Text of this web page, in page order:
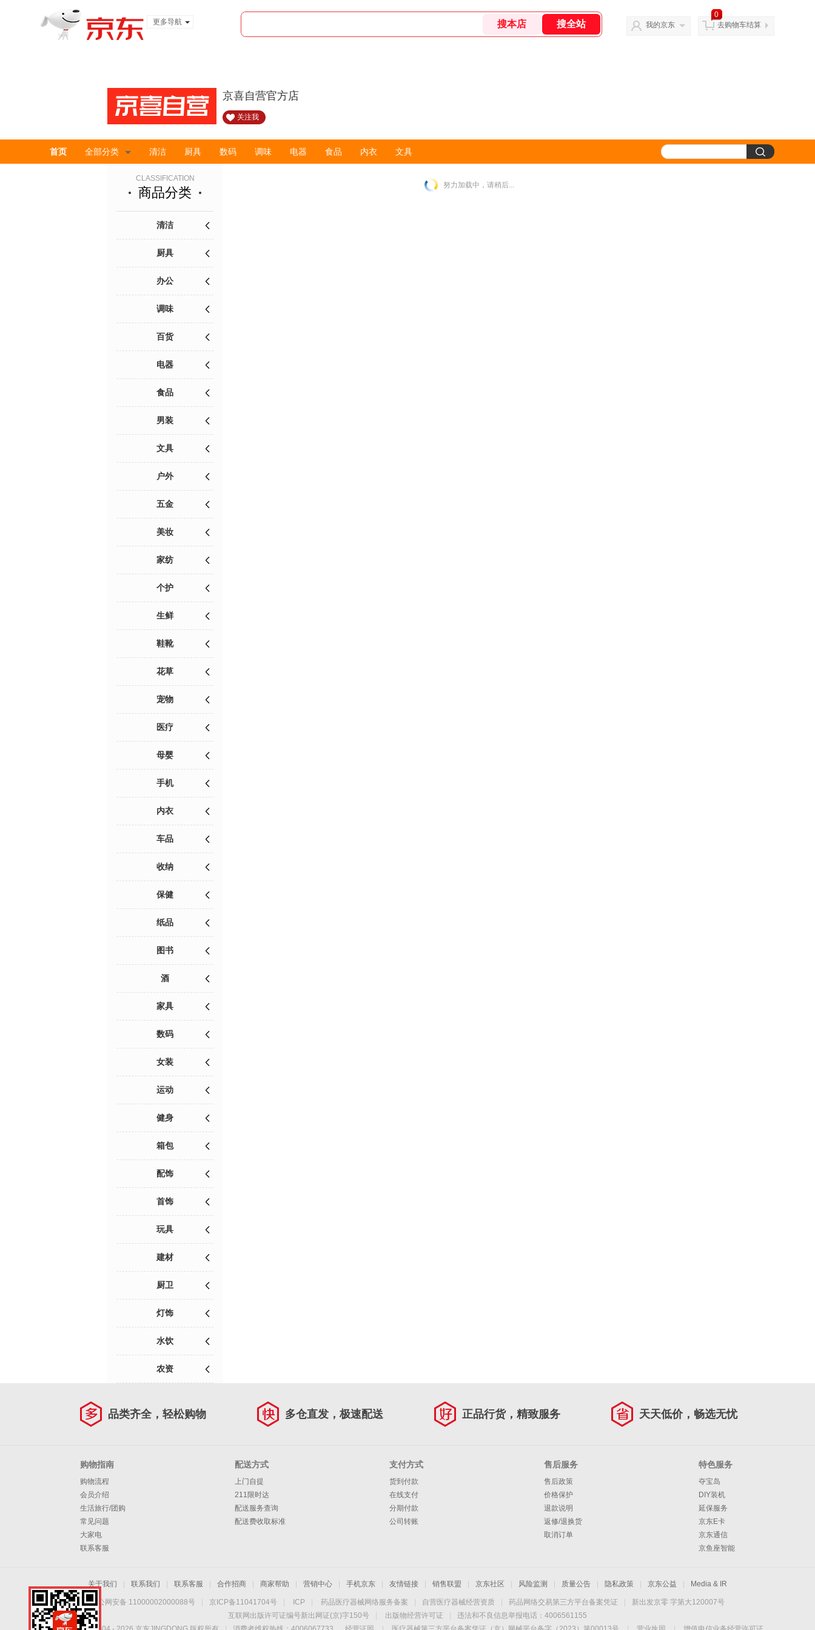
更多导航
我的京东
0
去购物车结算
京喜自营官方店
关注我
首页 全部分类 清洁 厨具 数码 调味 电器 食品 内衣 文具
CLASSIFICATION
商品分类
清洁
厨具
办公
调味
百货
电器
食品
男装
文具
户外
五金
美妆
家纺
个护
生鲜
鞋靴
花草
宠物
医疗
母婴
手机
内衣
车品
收纳
保健
纸品
图书
酒
家具
数码
女装
运动
健身
箱包
配饰
首饰
玩具
建材
厨卫
灯饰
水饮
农资
努力加载中，请稍后...
品类齐全，轻松购物 多仓直发，极速配送 正品行货，精致服务 天天低价，畅选无忧
购物指南
购物流程
会员介绍
生活旅行/团购
常见问题
大家电
联系客服
配送方式
上门自提
211限时达
配送服务查询
配送费收取标准
支付方式
货到付款
在线支付
分期付款
公司转账
售后服务
售后政策
价格保护
退款说明
返修/退换货
取消订单
特色服务
夺宝岛
DIY装机
延保服务
京东E卡
京东通信
京鱼座智能
关于我们 联系我们 联系客服 合作招商 商家帮助 营销中心 手机京东 友情链接 销售联盟 京东社区 风险监测 质量公告 隐私政策 京东公益 Media & IR
京公网安备 11000002000088号 京ICP备11041704号 ICP 药品医疗器械网络服务备案 自营医疗器械经营资质 药品网络交易第三方平台备案凭证
新出发京零 字第大120007号
互联网出版许可证编号新出网证(京)字150号
出版物经营许可证
违法和不良信息举报电话：4006561155